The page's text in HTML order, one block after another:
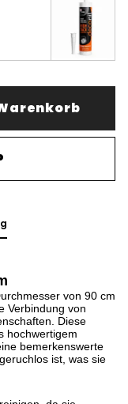
von 90 cm
Verbindung von
Diese
hochwertigem
bemerkenswerte
ist, was sie